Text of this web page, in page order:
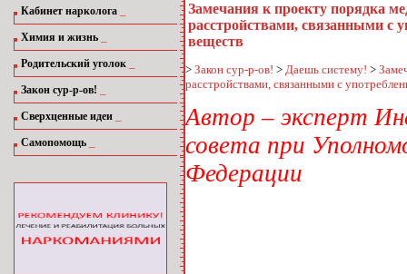
Кабинет нарколога
Химия и жизнь
Родительский уголок
Закон сур-р-ов!
Сверхценные идеи
Самопомощь
Замечания к проекту порядка
расстройствами, связанными с
веществ
> Закон сур-р-ов! > Даешь систему! >
расстройствами, связанными с
Автор – эксперт
совета при
Федерации